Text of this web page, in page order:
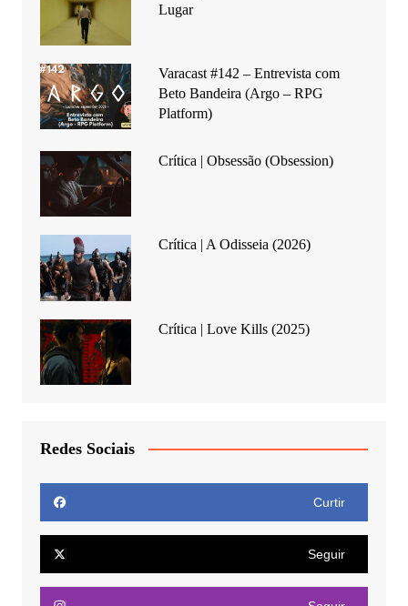
Lugar
Varacast #142 – Entrevista com
Beto Bandeira (Argo – RPG
Platform)
Crítica | Obsessão (Obsession)
Crítica | A Odisseia (2026)
Crítica | Love Kills (2025)
Redes Sociais
Curtir
Seguir